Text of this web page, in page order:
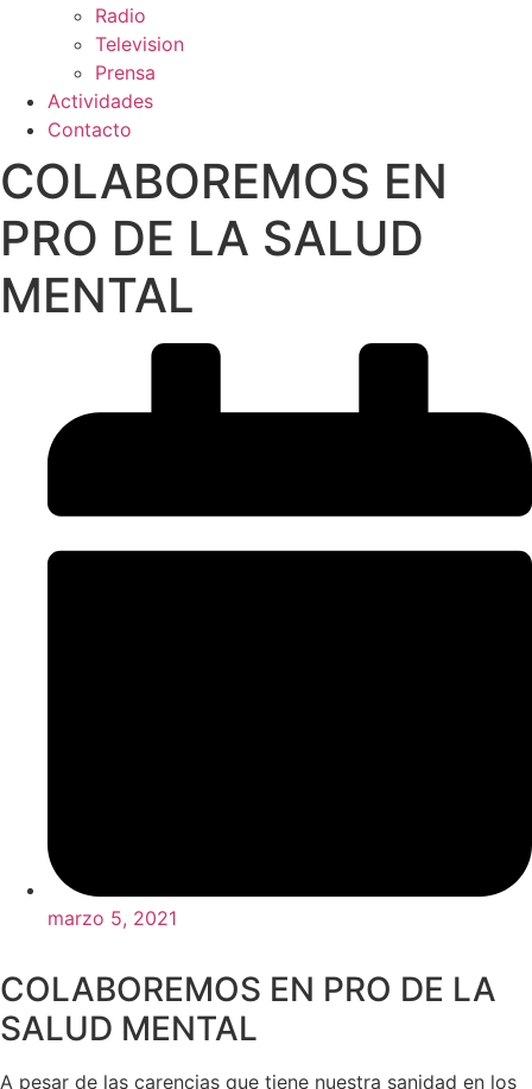
Radio
Television
Prensa
Actividades
Contacto
COLABOREMOS EN
PRO DE LA SALUD
MENTAL
marzo 5, 2021
COLABOREMOS EN PRO DE LA
SALUD MENTAL
A pesar de las carencias que tiene nuestra sanidad en los